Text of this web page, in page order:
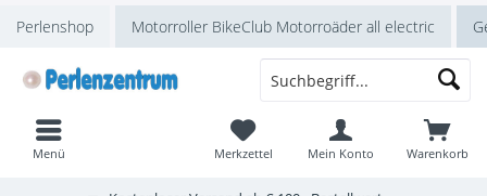
Perlenshop Motorroller BikeClub Motorroäder all electric
Warenkorb
Merkzettel Mein Konto
Menü